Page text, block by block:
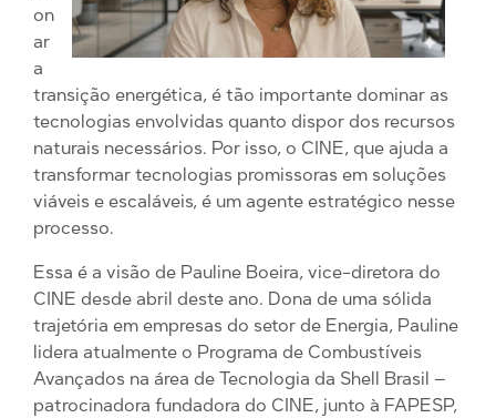
on
ar
a
transição energética, é tão importante dominar as
tecnologias envolvidas quanto dispor dos recursos
naturais necessários. Por isso, o CINE, que ajuda a
transformar tecnologias promissoras em soluções
viáveis e escaláveis, é um agente estratégico nesse
processo.
Essa é a visão de Pauline Boeira, vice-diretora do
CINE desde abril deste ano. Dona de uma sólida
trajetória em empresas do setor de Energia, Pauline
lidera atualmente o Programa de Combustíveis
Avançados na área de Tecnologia da Shell Brasil –
patrocinadora fundadora do CINE, junto à FAPESP,